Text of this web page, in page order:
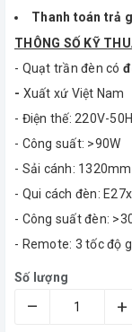
Thanh toán trả
THÔNG SỐ KỸ
- Quạt trần đèn có
- Xuất xứ Việt Nam
- Điện thế: 220V-
- Công suất: >90W
- Sải cánh:
- Qui cách đèn:
- Công suất đèn:
- Remote: 3 tốc độ
Số lượng
– +